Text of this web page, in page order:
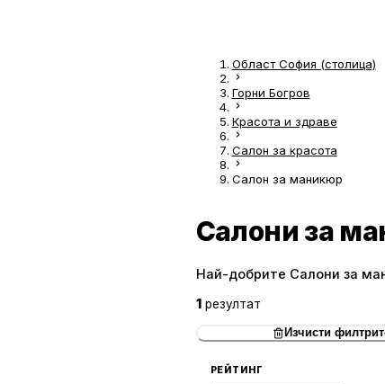
Област София (столица)
Горни Богров
Красота и здраве
Салон за красота
Салон за маникюр
Салони за
Най-добрите Салони за
1 резултат
Изчисти
РЕЙТИНГ